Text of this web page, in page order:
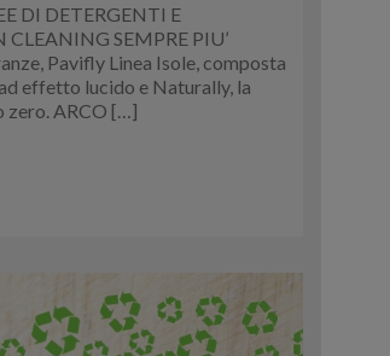
DI DETERGENTI E
SEMPRE PIU’
Pavifly Linea Isole, composta
effetto lucido e Naturally, la
zero. ARCO […]